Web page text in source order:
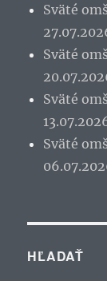
Sväté
Sväté
Sväté
Sväté
HĽADAŤ